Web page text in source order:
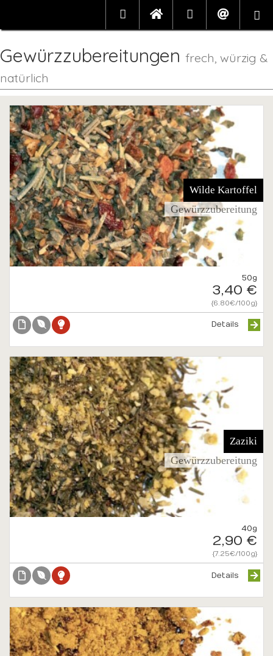
Gewürzzubereitungen frech, würzig &
natürlich
Wilde Kartoffel
Gewürzzubereitung
50g
3,40 €
{6.80€/100g}
Details
Zaziki
Gewürzzubereitung
40g
2,90 €
{7.25€/100g}
Details